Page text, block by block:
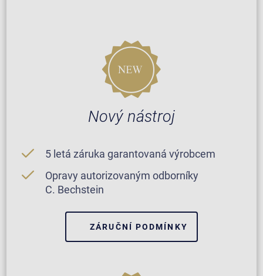
Nový nástroj
5 letá záruka garantovaná výrobcem
Opravy autorizovaným odborníky
C. Bechstein
ZÁRUČNÍ PODMÍNKY